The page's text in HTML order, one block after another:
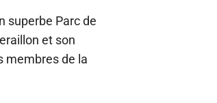
superbe Parc de
et son
membres de la